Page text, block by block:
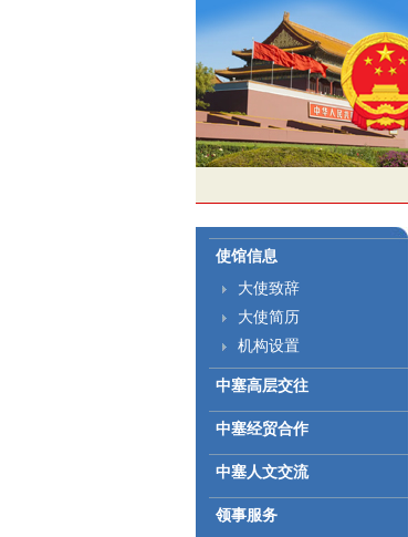
使馆信息
大使致辞
大使简历
机构设置
中塞高层交往
中塞经贸合作
中塞人文交流
领事服务